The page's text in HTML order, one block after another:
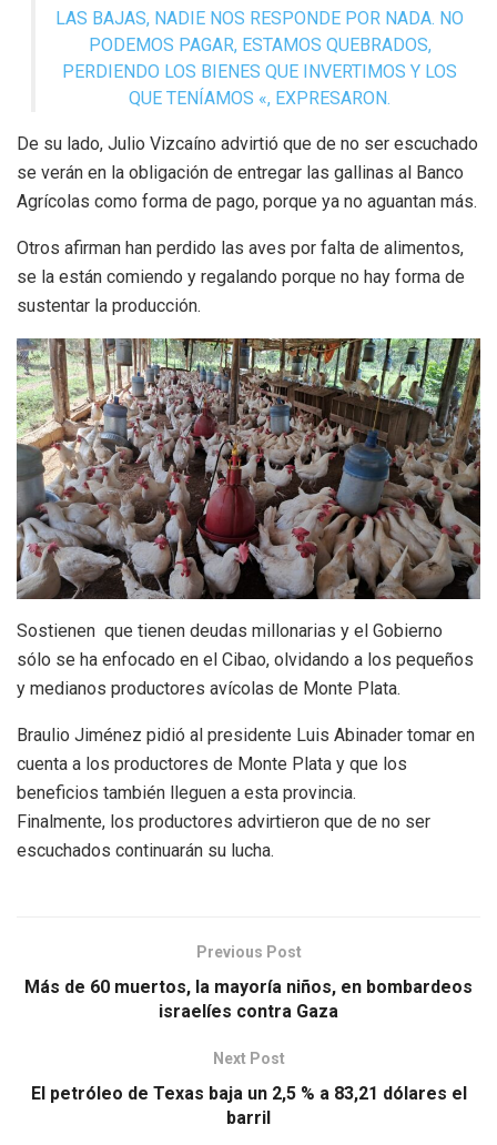
LAS BAJAS, NADIE NOS RESPONDE POR NADA. NO
PODEMOS PAGAR, ESTAMOS QUEBRADOS,
PERDIENDO LOS BIENES QUE INVERTIMOS Y LOS
QUE TENÍAMOS «, EXPRESARON.
De su lado, Julio Vizcaíno advirtió que de no ser escuchado
se verán en la obligación de entregar las gallinas al Banco
Agrícolas como forma de pago, porque ya no aguantan más.
Otros afirman han perdido las aves por falta de alimentos,
se la están comiendo y regalando porque no hay forma de
sustentar la producción.
Sostienen que tienen deudas millonarias y el Gobierno
sólo se ha enfocado en el Cibao, olvidando a los pequeños
y medianos productores avícolas de Monte Plata.
Braulio Jiménez pidió al presidente Luis Abinader tomar en
cuenta a los productores de Monte Plata y que los
beneficios también lleguen a esta provincia.
Finalmente, los productores advirtieron que de no ser
escuchados continuarán su lucha.
Previous Post
Más de 60 muertos, la mayoría niños, en bombardeos
israelíes contra Gaza
Next Post
El petróleo de Texas baja un 2,5 % a 83,21 dólares el
barril